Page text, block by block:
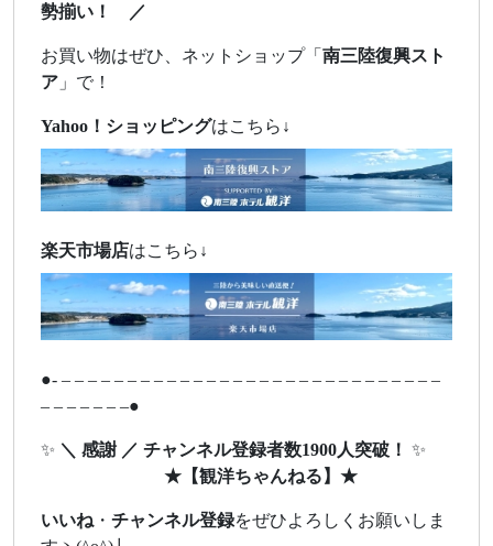
勢揃い！ ／
お買い物はぜひ、ネットショップ「 南三陸復興スト
ア 」で！
Yahoo！ショッピングはこちら↓
楽天市場店はこちら↓
●- – – – – – – – – – – – – – – – – – – – – – – – – – – – – –
– – – – – – –●
✨ ＼ 感謝 ／ チャンネル登録者数1900人突破！ ✨
★ 【観洋ちゃんねる】 ★
いいね ・ チャンネル登録をぜひよろしくお願いしま